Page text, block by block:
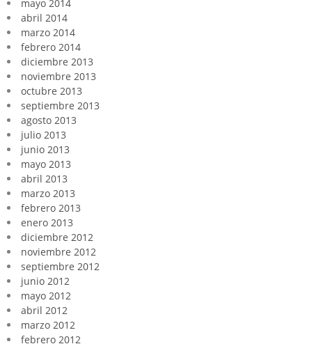
mayo 2014
abril 2014
marzo 2014
febrero 2014
diciembre 2013
noviembre 2013
octubre 2013
septiembre 2013
agosto 2013
julio 2013
junio 2013
mayo 2013
abril 2013
marzo 2013
febrero 2013
enero 2013
diciembre 2012
noviembre 2012
septiembre 2012
junio 2012
mayo 2012
abril 2012
marzo 2012
febrero 2012